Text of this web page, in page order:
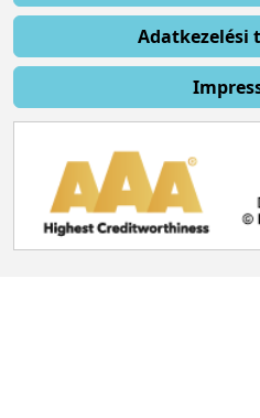
Adatkezelési